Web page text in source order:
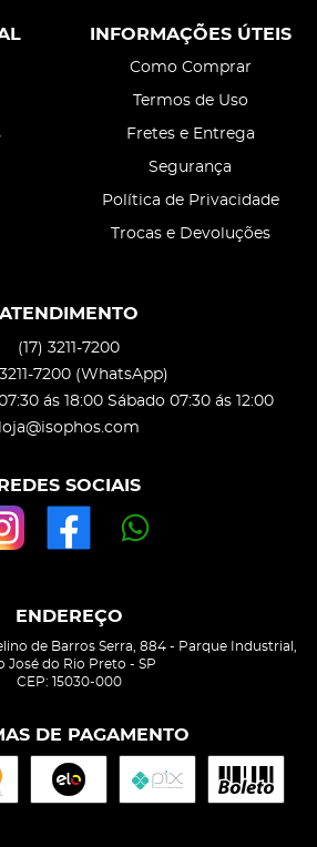
INFORMAÇÕES ÚTEIS
Como Comprar
Termos de Uso
Fretes e Entrega
Segurança
Política de Privacidade
Trocas e Devoluções
ATENDIMENTO
(17) 3211-7200
3211-7200 (WhatsApp)
ás 18:00 Sábado 07:30 ás 12:00
loja@isophos.com
REDES SOCIAIS
ENDEREÇO
de Barros Serra, 884- Parque Industrial,
José do Rio Preto - SP
CEP: 15030-000
DE PAGAMENTO